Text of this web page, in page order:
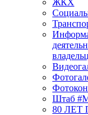
Штаб
80